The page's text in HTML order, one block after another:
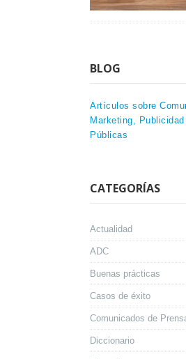
BLOG
Artículos sobre
Marketing,
Públicas
CATEGORÍAS
Actualidad
ADC
Buenas prácticas
Casos de éxito
Comunicados de
Diccionario